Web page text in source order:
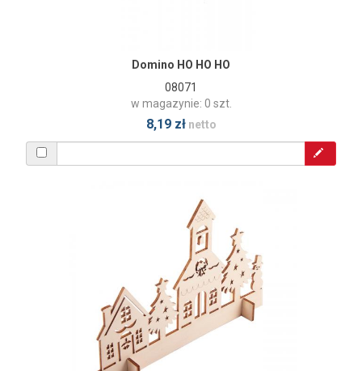
Domino HO HO HO
08071
w magazynie: 0 szt.
8,19 złnetto